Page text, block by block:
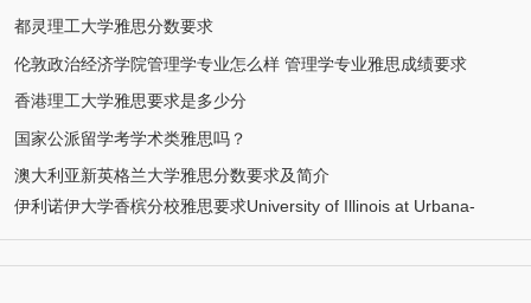
都灵理工大学雅思分数要求
伦敦政治经济学院管理学专业怎么样 管理学专业雅思成绩要求
香港理工大学雅思要求是多少分
国家公派留学考学术类雅思吗？
澳大利亚新英格兰大学雅思分数要求及简介
伊利诺伊大学香槟分校雅思要求University of Illinois at Urbana-